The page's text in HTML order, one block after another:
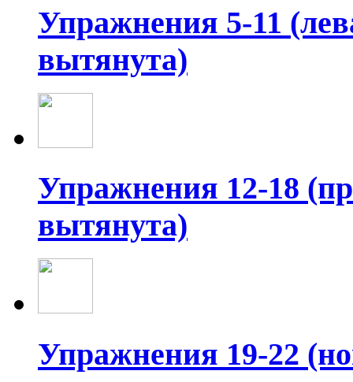
Упражнения 5-11
вытянута)
Упражнения 12-18
вытянута)
Упражнения 19-22